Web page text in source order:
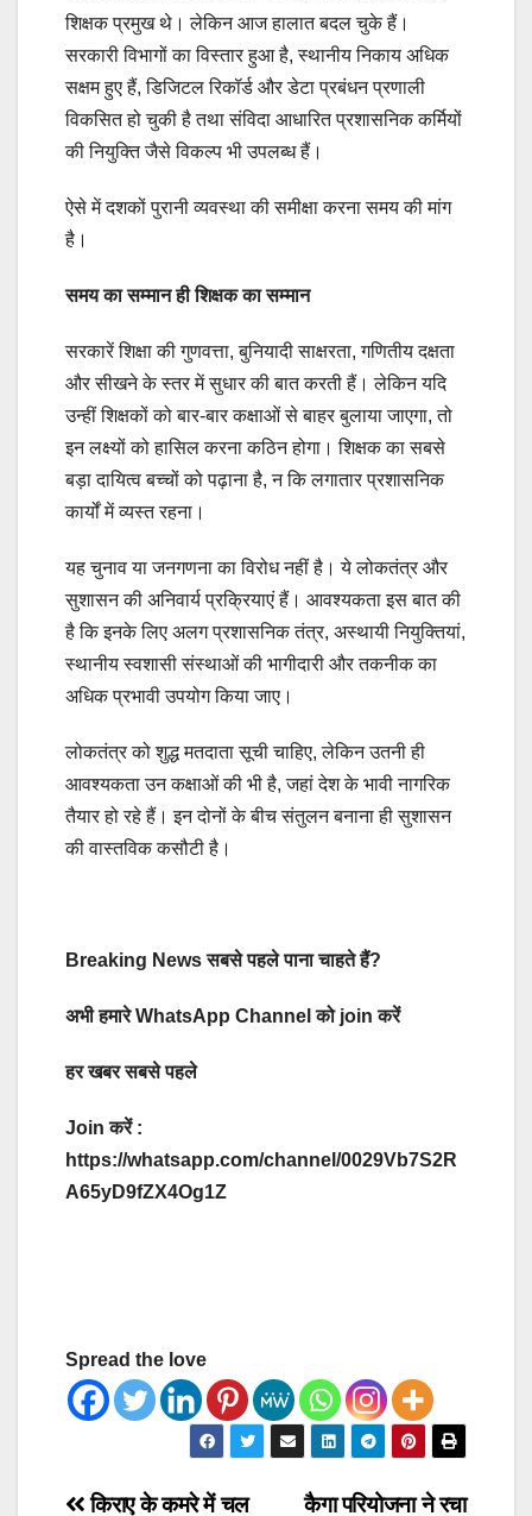
शिक्षक प्रमुख थे। लेकिन आज हालात बदल चुके हैं।
सरकारी विभागों का विस्तार हुआ है, स्थानीय निकाय अधिक
सक्षम हुए हैं, डिजिटल रिकॉर्ड और डेटा प्रबंधन प्रणाली
विकसित हो चुकी है तथा संविदा आधारित प्रशासनिक कर्मियों
की नियुक्ति जैसे विकल्प भी उपलब्ध हैं।
ऐसे में दशकों पुरानी व्यवस्था की समीक्षा करना समय की मांग
है।
समय का सम्मान ही शिक्षक का सम्मान
सरकारें शिक्षा की गुणवत्ता, बुनियादी साक्षरता, गणितीय दक्षता
और सीखने के स्तर में सुधार की बात करती हैं। लेकिन यदि
उन्हीं शिक्षकों को बार-बार कक्षाओं से बाहर बुलाया जाएगा, तो
इन लक्ष्यों को हासिल करना कठिन होगा। शिक्षक का सबसे
बड़ा दायित्व बच्चों को पढ़ाना है, न कि लगातार प्रशासनिक
कार्यों में व्यस्त रहना।
यह चुनाव या जनगणना का विरोध नहीं है। ये लोकतंत्र और
सुशासन की अनिवार्य प्रक्रियाएं हैं। आवश्यकता इस बात की
है कि इनके लिए अलग प्रशासनिक तंत्र, अस्थायी नियुक्तियां,
स्थानीय स्वशासी संस्थाओं की भागीदारी और तकनीक का
अधिक प्रभावी उपयोग किया जाए।
लोकतंत्र को शुद्ध मतदाता सूची चाहिए, लेकिन उतनी ही
आवश्यकता उन कक्षाओं की भी है, जहां देश के भावी नागरिक
तैयार हो रहे हैं। इन दोनों के बीच संतुलन बनाना ही सुशासन
की वास्तविक कसौटी है।
Breaking News सबसे पहले पाना चाहते हैं?
अभी हमारे WhatsApp Channel को join करें
हर खबर सबसे पहले
Join करें :
https://whatsapp.com/channel/0029Vb7S2R
A65yD9fZX4Og1Z
Spread the love
कैगा परियोजना ने रचा
किराए के कमरे में चल